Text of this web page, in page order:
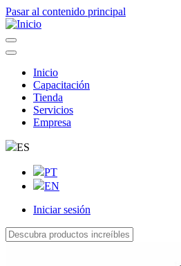
Pasar al contenido principal
Navegação
principal
Inicio
Capacitación
Tienda
Servicios
Empresa
ES
PT
EN
account
Iniciar sesión